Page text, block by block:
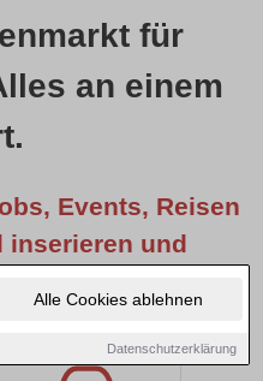
Alle Cookies ablehnen
Datenschutzerklärung
für
an einem
Events, Reisen
inserieren und